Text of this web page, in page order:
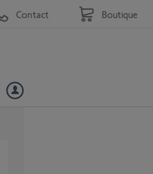
Contact Boutique